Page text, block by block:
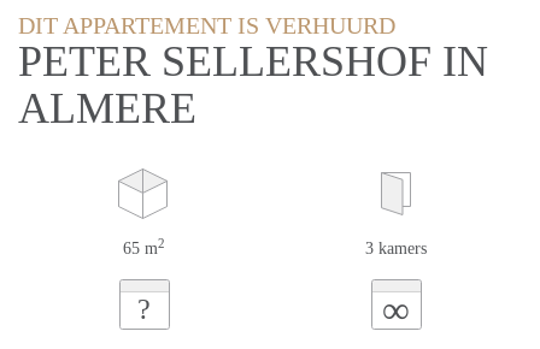
DIT APPARTEMENT IS VERHUURD
PETER SELLERSHOF IN
ALMERE
65 m2 3 kamers
? ∞